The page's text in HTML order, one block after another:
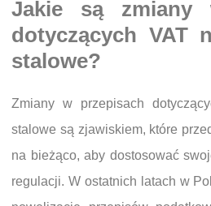
Jakie są zmiany
dotyczących VAT
stalowe?
Zmiany w przepisach
stalowe są zjawiskiem, które
na bieżąco, aby dostosować
regulacji. W ostatnich latach w